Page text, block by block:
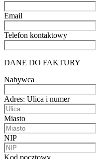
Email
Telefon kontaktowy
DANE DO FAKTURY
Nabywca
Adres: Ulica i numer
Miasto
NIP